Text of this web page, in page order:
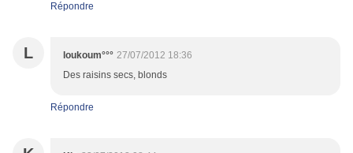
Répondre
L loukoum°°° 27/07/2012 18:36
Des raisins secs, blonds
Répondre